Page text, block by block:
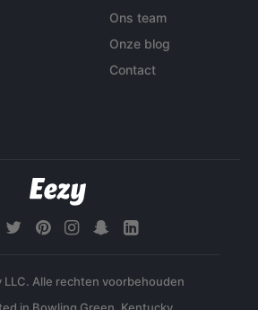
Ons team
Onze blog
Contact
LLC. Alle rechten voorbehouden